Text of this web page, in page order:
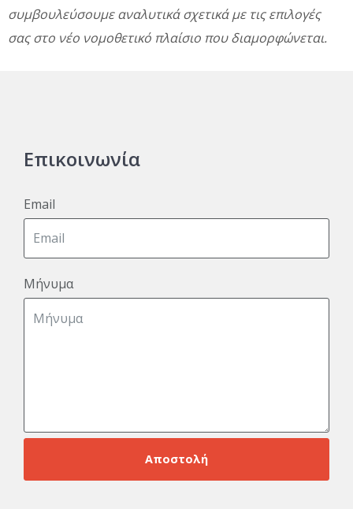
συμβουλεύσουμε αναλυτικά σχετικά με τις επιλογές
σας στο νέο νομοθετικό πλαίσιο που διαμορφώνεται.
Επικοινωνία
Email
Μήνυμα
Αποστολή